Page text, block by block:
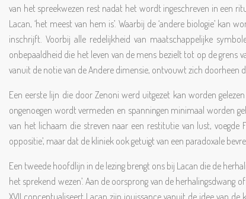
van het spreekwezen rest nadat het wordt ingeschreven in een
Lacan, ‘het meest van hem is’. Waarbij de ‘andere biologie’
inschrijft. Voorbij alle redelijkheid van maatschappelijke
onbepaaldheid die het leven van de mens bezielt tot op de
vanuit de notie van de Andere dimensie, ontvouwt zich doorheen
Een eerste lijn die door Zenoni werd uitgezet kan worden
ongenoegen wordt vermeden en spanningen minimaal worden
van het lichaam die streven naar een restitutie van lust, voegde
oppositie’, maar dat de kliniek ook getuigt van een paradoxale
Een tweede hoofdlijn in de lezing brengt ons bij Lacan die de
het sprekend wezen’. Aan de oorsprong van de herhalingsdwang
XVII conceptualiseert Lacan zijn jouissance vanuit de idee van